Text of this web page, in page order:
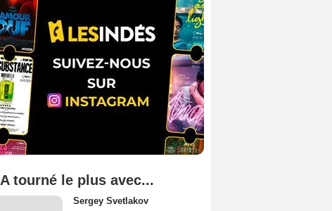
A tourné le plus avec...
Sergey Svetlakov